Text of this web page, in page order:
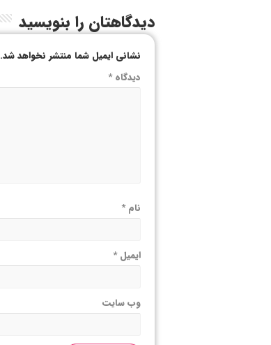
دیدگاهتان را بنویسید
نشانی ایمیل شما منتشر نخواهد شد.
دیدگاه*
نام*
ایمیل*
وب‌ سایت